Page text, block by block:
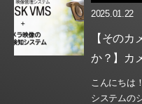
2025.01.22
【その
か？】カ
こんにちは
システムの